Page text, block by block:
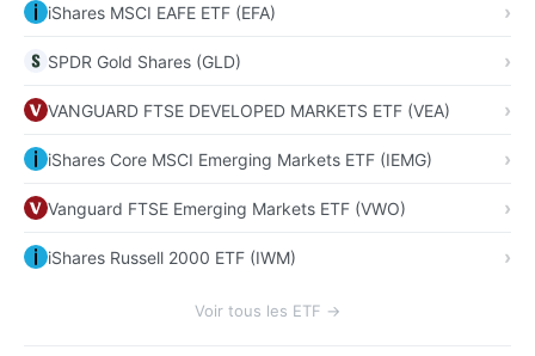
iShares MSCI EAFE ETF (EFA)
SPDR Gold Shares (GLD)
VANGUARD FTSE DEVELOPED MARKETS ETF (VEA)
iShares Core MSCI Emerging Markets ETF (IEMG)
Vanguard FTSE Emerging Markets ETF (VWO)
iShares Russell 2000 ETF (IWM)
Voir tous les ETF →